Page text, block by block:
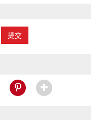
提交